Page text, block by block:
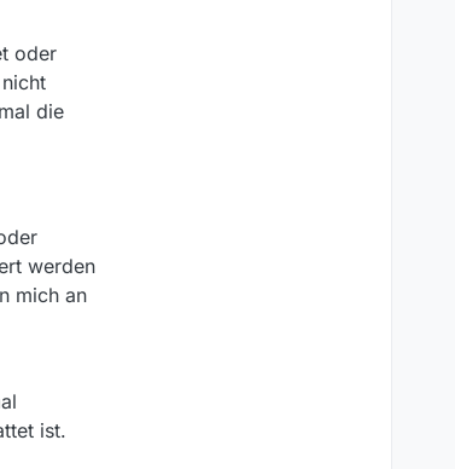
selbst
oder
die
werden
mich an
ist.